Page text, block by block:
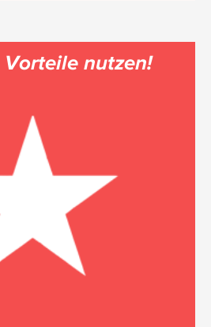
Vorteile nutzen!